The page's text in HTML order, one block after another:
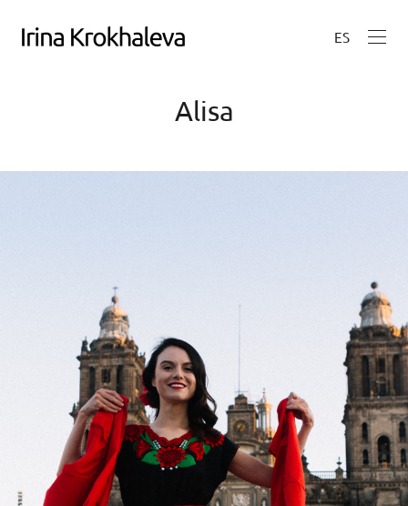
ES
Alisa